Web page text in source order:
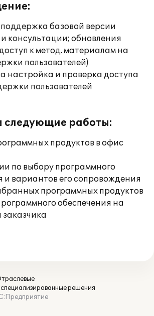
базовой версии
консультации; обновления
к метод. материалам на
пользователей)
настройка и проверка доступа
пользователей
следующие работы:
продуктов в офис
по выбору программного
и вариантов его сопровождения
программных продуктов
обеспечения на
решения